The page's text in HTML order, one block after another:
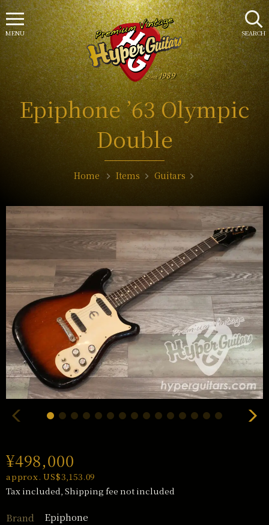
Epiphone ’63 Olympic
Double
Home Items Guitars
¥498,000
approx. US$3,153.09
Tax included, Shipping fee not included
Brand
Epiphone
SEARCH
MENU